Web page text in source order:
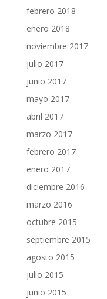
febrero 2018
enero 2018
noviembre 2017
julio 2017
junio 2017
mayo 2017
abril 2017
marzo 2017
febrero 2017
enero 2017
diciembre 2016
marzo 2016
octubre 2015
septiembre 2015
agosto 2015
julio 2015
junio 2015